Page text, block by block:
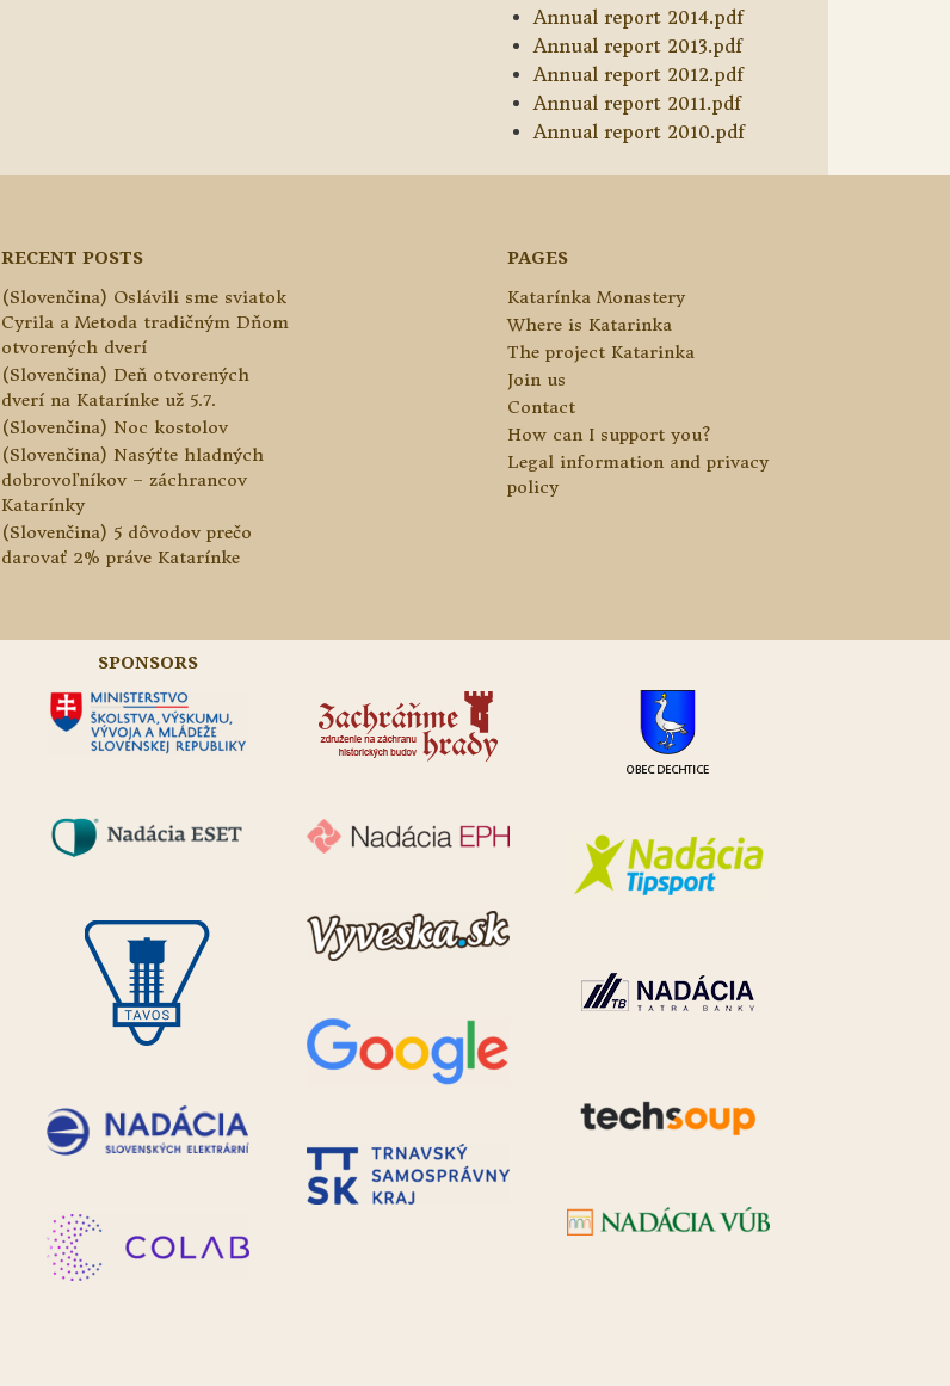
Annual report 2014.pdf
Annual report 2013.pdf
Annual report 2012.pdf
Annual report 2011.pdf
Annual report 2010.pdf
RECENT POSTS
(Slovenčina) Oslávili sme sviatok
Cyrila a Metoda tradičným Dňom
otvorených dverí
(Slovenčina) Deň otvorených
dverí na Katarínke už 5.7.
(Slovenčina) Noc kostolov
(Slovenčina) Nasýťte hladných
dobrovoľníkov – záchrancov
Katarínky
(Slovenčina) 5 dôvodov prečo
darovať 2% práve Katarínke
PAGES
Katarínka Monastery
Where is Katarinka
The project Katarinka
Join us
Contact
How can I support you?
Legal information and privacy
policy
SPONSORS